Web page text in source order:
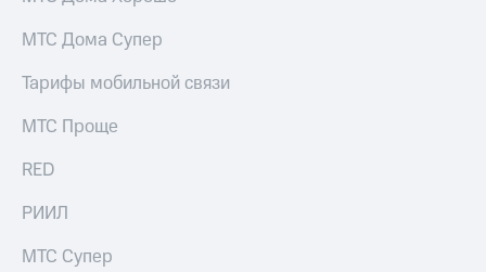
МТС Дома Супер
Тарифы мобильной связи
МТС Проще
RED
РИИЛ
МТС Супер